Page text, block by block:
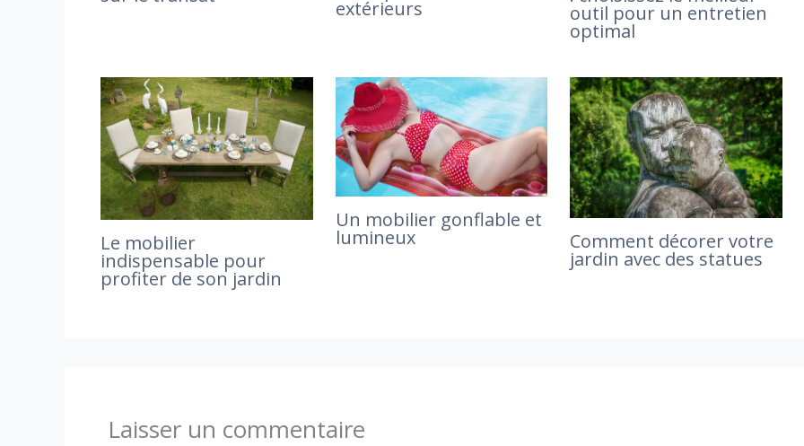
extérieurs outil pour un entretien
optimal
Le mobilier
indispensable pour
profiter de son jardin
Un mobilier gonflable et
lumineux Comment décorer votre
jardin avec des statues
Laisser un commentaire